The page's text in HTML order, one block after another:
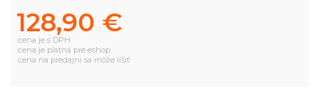
128,90 €
cena je s DPH
cena je platná pre eshop
cena na predajni sa môže líšiť